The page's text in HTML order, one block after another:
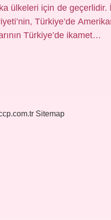
ülkeleri için de geçerlidir.
Türkiye’de
Türkiye’de ikamet…
Sitemap